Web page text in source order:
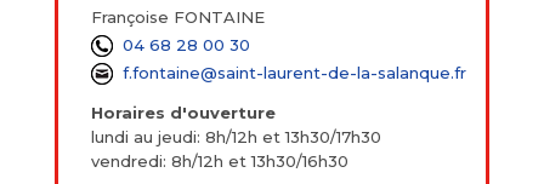
Françoise FONTAINE
04 68 28 00 30
f.fontaine@saint-laurent-de-la-salanque.fr
Horaires d'ouverture
lundi au jeudi: 8h/12h et 13h30/17h30
vendredi: 8h/12h et 13h30/16h30